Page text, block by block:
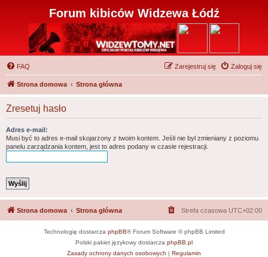
Forum kibiców Widzewa Łódź
FAQ Zaloguj się
Zarejestruj się
Strona domowa Strona główna
Zresetuj hasło
Adres e-mail:
Musi być to adres e-mail skojarzony z twoim kontem. Jeśli nie był zmieniany z poziomu
panelu zarządzania kontem, jest to adres podany w czasie rejestracji.
Strona domowa Strona główna Strefa czasowa UTC+02:00
Technologię dostarcza phpBB® Forum Software © phpBB Limited
Polski pakiet językowy dostarcza phpBB.pl
Zasady ochrony danych osobowych | Regulamin